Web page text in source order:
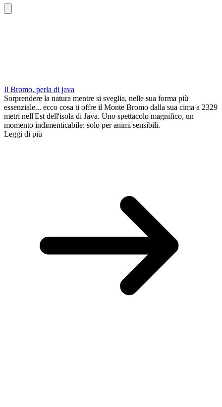
Il Bromo, perla di java
Sorprendere la natura mentre si sveglia, nelle sua forma più
essenziale... ecco cosa ti offre il Monte Bromo dalla sua cima a 2329
metri nell'Est dell'isola di Java. Uno spettacolo magnifico, un
momento indimenticabile: solo per animi sensibili.
Leggi di più